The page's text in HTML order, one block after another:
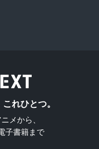
れひとつ。
メから、
子書籍まで